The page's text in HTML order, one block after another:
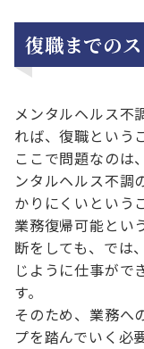
復職までの
メンタルヘルス不
れば、復職という
ここで問題なのは
ンタルヘルス不調
かりにくいという
業務復帰可能とい
断をしても、では
じように仕事がで
す。
そのため、業務へ
プを踏んでいく必